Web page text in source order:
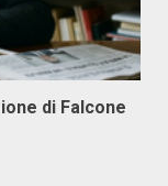
di Falcone